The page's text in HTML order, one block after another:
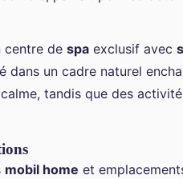
centre de spa exclusif avec
dans un cadre naturel
tandis que des
mobil home et